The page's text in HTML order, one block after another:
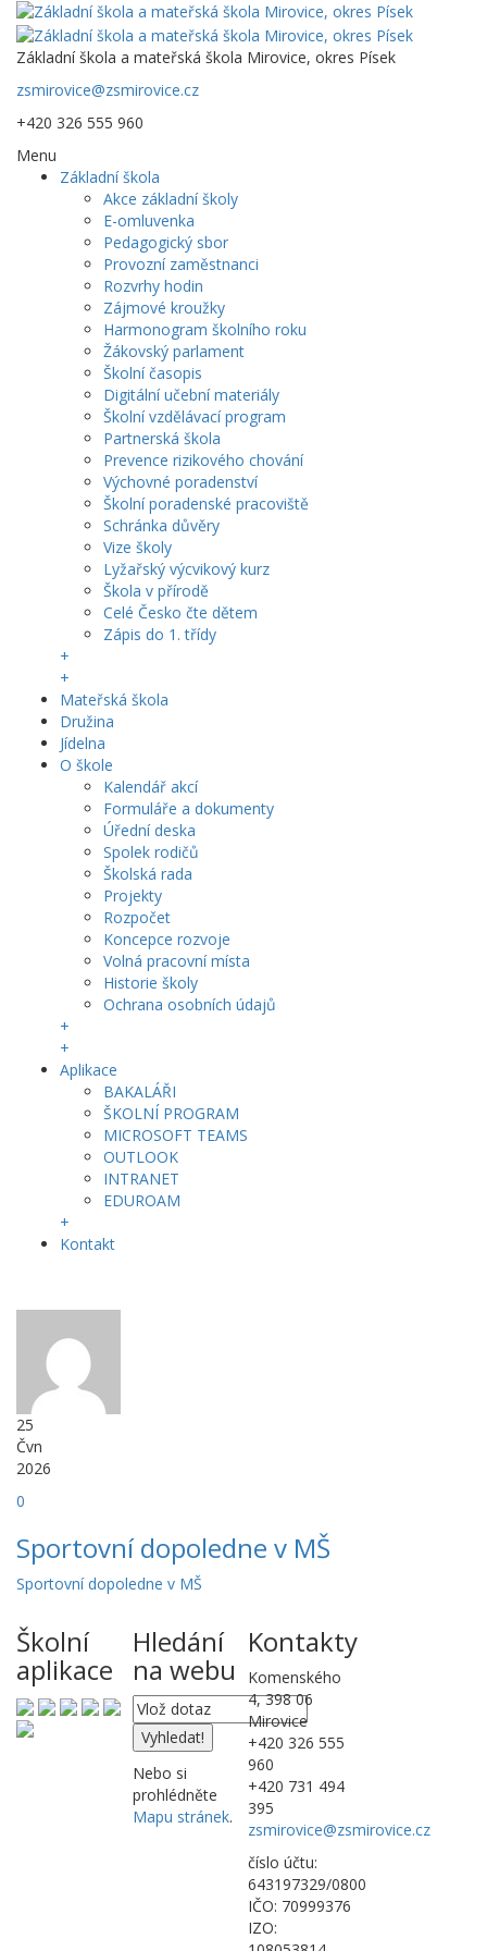
Základní škola a mateřská škola Mirovice, okres Písek
zsmirovice@zsmirovice.cz
+420 326 555 960
Menu
Základní škola
Akce základní školy
E-omluvenka
Pedagogický sbor
Provozní zaměstnanci
Rozvrhy hodin
Zájmové kroužky
Harmonogram školního roku
Žákovský parlament
Školní časopis
Digitální učební materiály
Školní vzdělávací program
Partnerská škola
Prevence rizikového chování
Výchovné poradenství
Školní poradenské pracoviště
Schránka důvěry
Vize školy
Lyžařský výcvikový kurz
Škola v přírodě
Celé Česko čte dětem
Zápis do 1. třídy
+
+
Mateřská škola
Družina
Jídelna
O škole
Kalendář akcí
Formuláře a dokumenty
Úřední deska
Spolek rodičů
Školská rada
Projekty
Rozpočet
Koncepce rozvoje
Volná pracovní místa
Historie školy
Ochrana osobních údajů
+
+
Aplikace
BAKALÁŘI
ŠKOLNÍ PROGRAM
MICROSOFT TEAMS
OUTLOOK
INTRANET
EDUROAM
+
Kontakt
25
Čvn
2026
0
Sportovní dopoledne v MŠ
Sportovní dopoledne v MŠ
Školní
aplikace
Hledání
na webu
Nebo si
prohlédněte
Mapu stránek.
Kontakty
Komenského
4, 398 06
Mirovice
+420 326 555
960
+420 731 494
395
zsmirovice@zsmirovice.cz
číslo účtu:
643197329/0800
IČO: 70999376
IZO: